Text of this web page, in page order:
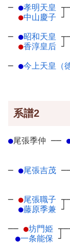
─ ●孝明天皇 ┬
●中山慶子 ┘
─ ●昭和天皇 ┬
●香淳皇后 ┘
─ ●今上天皇（
系譜2
●尾張季仲 ──
─ ●尾張吉茂 ─
─ ●尾張職子 ┬
●藤原季兼 ┘
── ●坊門姫 ┬
●一条能保 ┘